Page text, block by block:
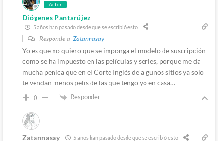
Autor
Diógenes Pantarújez
5 años han pasado desde que se escribió esto
Responde a Zatannasay
Yo es que no quiero que se imponga el modelo de suscripción
como se ha impuesto en las películas y series, porque me da
mucha penica que en el Corte Inglés de algunos sitios ya solo
te vendan menos pelis de las que tengo yo en casa…
0 Responder
Zatannasay 5 años han pasado desde que se escribió esto